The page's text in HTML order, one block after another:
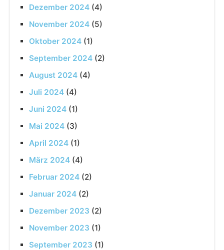
Dezember 2024 (4)
November 2024 (5)
Oktober 2024 (1)
September 2024 (2)
August 2024 (4)
Juli 2024 (4)
Juni 2024 (1)
Mai 2024 (3)
April 2024 (1)
März 2024 (4)
Februar 2024 (2)
Januar 2024 (2)
Dezember 2023 (2)
November 2023 (1)
September 2023 (1)